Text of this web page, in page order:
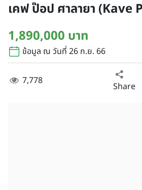
เคฟ ป๊อป ศาลายา (Kave
1,890,000 บาท
ข้อมูล ณ วันที่ 26 ก.ย. 66
7,778 Share